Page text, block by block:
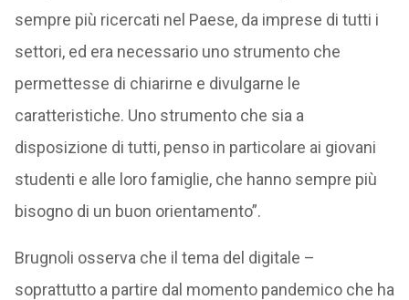
sempre più ricercati nel Paese, da imprese di tutti i
settori, ed era necessario uno strumento che
permettesse di chiarirne e divulgarne le
caratteristiche. Uno strumento che sia a
disposizione di tutti, penso in particolare ai giovani
studenti e alle loro famiglie, che hanno sempre più
bisogno di un buon orientamento”.
Brugnoli osserva che il tema del digitale –
soprattutto a partire dal momento pandemico che ha